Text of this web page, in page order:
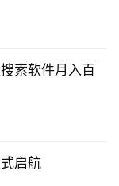
索软件月入百
启航